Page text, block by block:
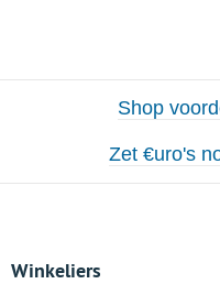
Shop
Zet €uro's
Winkeliers